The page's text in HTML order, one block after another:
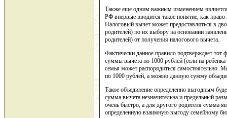
Также еще одним важным изменением
РФ впервые вводится такое понятие, как
Налоговый вычет может предоставляться в
родителей) по их выбору на основании
родителей) от получения налогового вычета.
Фактически данное правило подтверждает тот
суммы вычета по 1000 рублей (если на
семья может распорядиться самостоятельно.
по 1000 рублей, а можно данную сумму
Такое объединение определенно выгодным
сумма вычета незначительна и предельный
очень быстро, а для другого родителя сумма
определенную взаимную выгоду семейному